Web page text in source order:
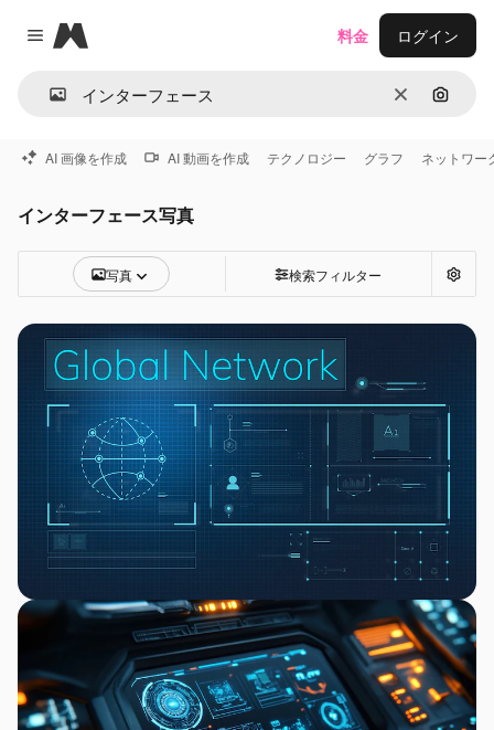
Close menu
Magnific
消去 画像で
料金 ログイン
AI 画像を作成 AI 動画を作成 テクノロジー グラフ ネットワー
インターフェース写真
写真 検索フィルター